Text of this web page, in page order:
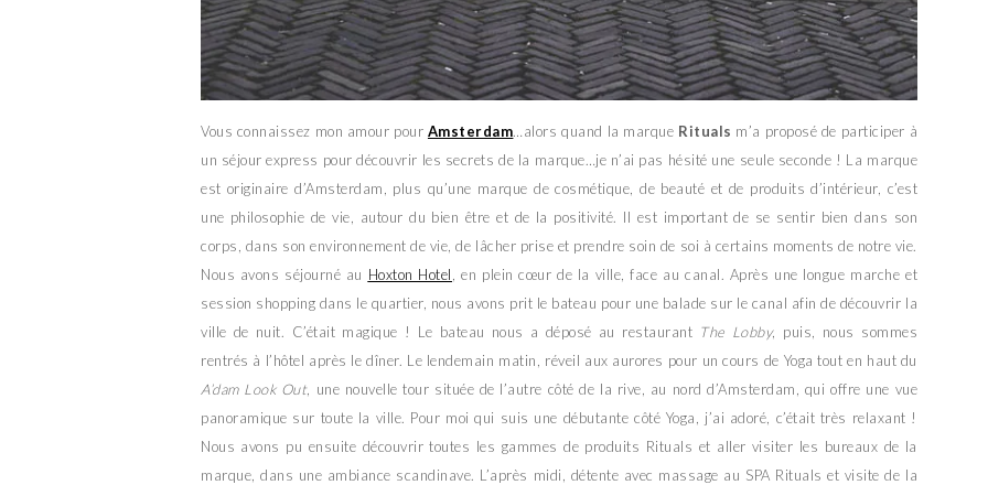
Vous connaissez mon amour pour Amsterdam…alors quand la marque Rituals m’a proposé de participer à
un séjour express pour découvrir les secrets de la marque…je n’ai pas hésité une seule seconde ! La marque
est originaire d’Amsterdam, plus qu’une marque de cosmétique, de beauté et de produits d’intérieur, c’est
une philosophie de vie, autour du bien être et de la positivité. Il est important de se sentir bien dans son
corps, dans son environnement de vie, de lâcher prise et prendre soin de soi à certains moments de notre vie.
Nous avons séjourné au Hoxton Hotel
, en plein cœur de la ville, face au canal. Après une longue marche et
session shopping dans le quartier, nous avons prit le bateau pour une balade sur le canal afin de découvrir la
ville de nuit. C’était magique ! Le bateau nous a déposé au restaurant The Lobby, puis, nous sommes
rentrés à l’hôtel après le dîner. Le lendemain matin, réveil aux aurores pour un cours de Yoga tout en haut du
A’dam Look Out, une nouvelle tour située de l’autre côté de la rive, au nord d’Amsterdam, qui offre une vue
panoramique sur toute la ville. Pour moi qui suis une débutante côté Yoga, j’ai adoré, c’était très relaxant !
Nous avons pu ensuite découvrir toutes les gammes de produits Rituals et aller visiter les bureaux de la
marque, dans une ambiance scandinave. L’après midi, détente avec massage au SPA Rituals et visite de la